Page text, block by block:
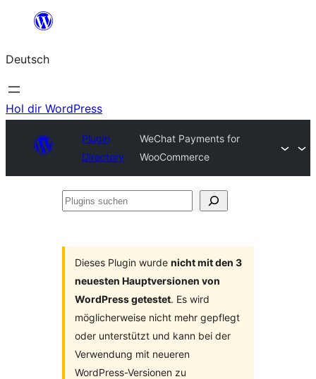
springen
Deutsch
Hol dir WordPress
Plugin
Directory
WeChat Payments for
WooCommerce
Plugins
Dieses Plugin wurde nicht mit den 3
neuesten Hauptversionen von
WordPress getestet. Es wird
möglicherweise nicht mehr gepflegt
oder unterstützt und kann bei der
Verwendung mit neueren
WordPress-Versionen zu